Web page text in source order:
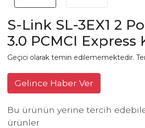
S-Link SL-3EX1 2
3.0 PCMCI Express
Geçici olarak temin edilememektedir.
Gelince Haber Ver
Bu ürünün yerine tercih
ürünler